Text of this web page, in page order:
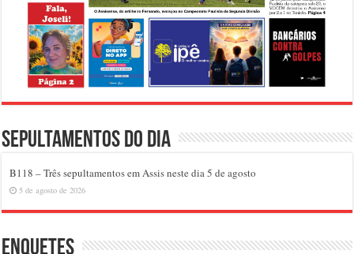
Sepultamentos do dia
B118 – Três sepultamentos em Assis neste dia 5 de agosto
5 de agosto de 2026
Enquetes